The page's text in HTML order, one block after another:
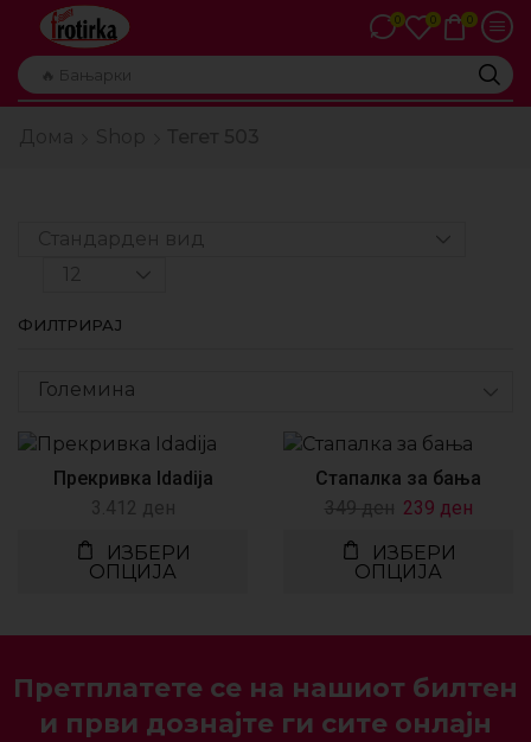
🔥 Бањарки
0 0 0
ФИЛТРИРАЈ
Големина
Прекривка Idadija
3.412 ден
ИЗБЕРИ
ОПЦИЈА
Стапалка за бања
349ден 239 ден
ИЗБЕРИ
ОПЦИЈА
Претплатете се на нашиот билтен
и први дознајте ги сите онлајн